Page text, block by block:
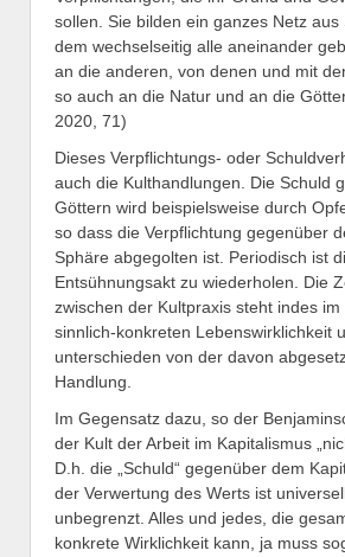
sollen. Sie bilden ein ganzes Netz aus
dem wechselseitig alle aneinander
an die anderen, von denen und mit
so auch an die Natur und an die
2020, 71)
Dieses Verpflichtungs- oder
auch die Kulthandlungen. Die Schuld
Göttern wird beispielsweise durch
so dass die Verpflichtung gegenüber
Sphäre abgegolten ist. Periodisch ist
Entsühnungsakt zu wiederholen. Die
zwischen der Kultpraxis steht indes
sinnlich-konkreten Lebenswirklichkeit
unterschieden von der davon
Handlung.
Im Gegensatz dazu, so der
der Kult der Arbeit im Kapitalismus
D.h. die „Schuld“ gegenüber dem
der Verwertung des Werts ist
unbegrenzt. Alles und jedes, die
konkrete Wirklichkeit kann, ja muss